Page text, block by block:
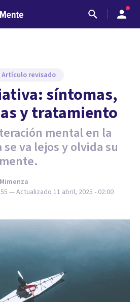
Artículo revisado
síntomas,
y tratamiento
mental en la
va lejos y olvida su
— Actualizado 11 abril, 2025 - 02:00